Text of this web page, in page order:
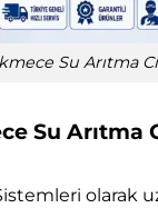
Su Arıtma
Su Arıtma
olarak